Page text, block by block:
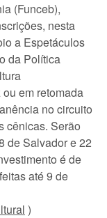
(Funceb),
nesta
a Espetáculos
da Política
em retomada
no circuito
cênicas. Serão
de Salvador e 22
é de
até 9 de
)